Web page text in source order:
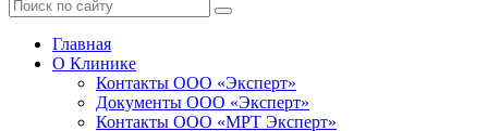
Главная
О Клинике
Контакты ООО «Эксперт»
Документы ООО «Эксперт»
Контакты ООО «МРТ Эксперт»